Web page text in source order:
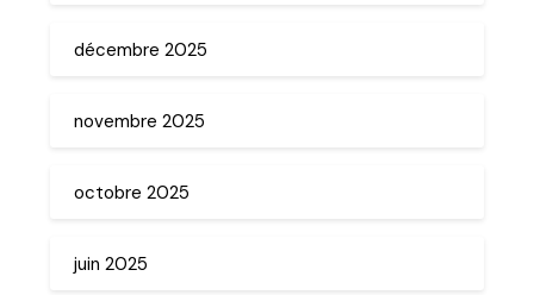
décembre 2025
novembre 2025
octobre 2025
juin 2025